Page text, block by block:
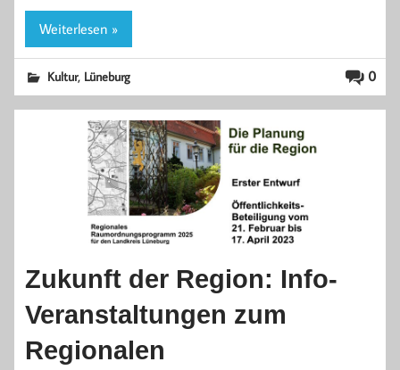
Weiterlesen »
0
Kultur, Lüneburg
Zukunft der Region: Info-
Veranstaltungen zum
Regionalen